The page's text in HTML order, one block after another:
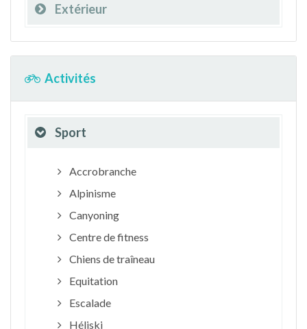
Extérieur
Activités
Sport
Accrobranche
Alpinisme
Canyoning
Centre de fitness
Chiens de traîneau
Equitation
Escalade
Héliski